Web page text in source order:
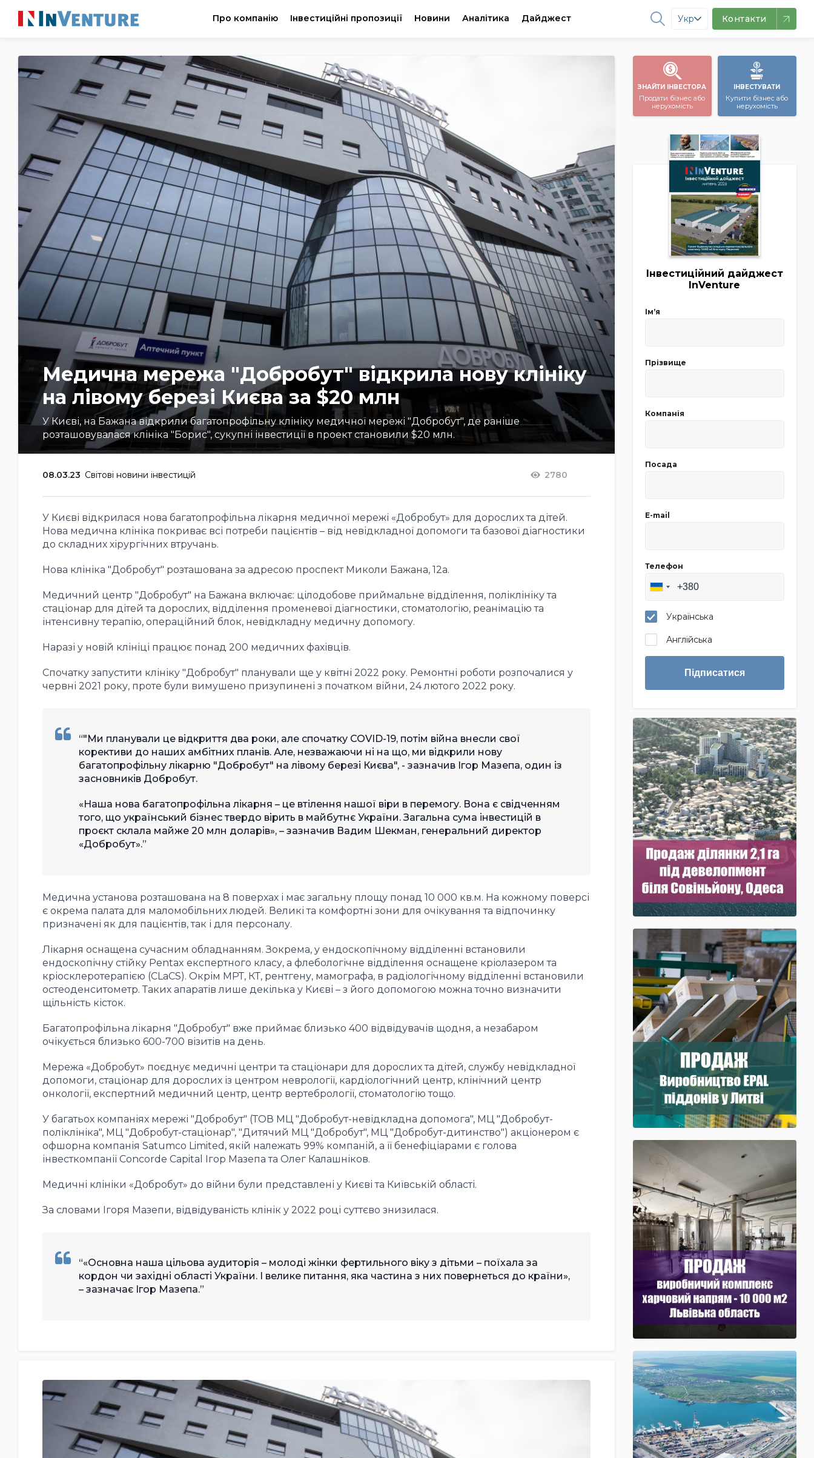
Про компанію Інвестиційні пропозиції Новини Аналітика Дайджест Укр Контакти
Медична мережа "Добробут" відкрила нову клініку
на лівому березі Києва за $20 млн
У Києві, на Бажана відкрили багатопрофільну клініку медичної мережі "Добробут", де раніше
розташовувалася клініка "Борис", сукупні інвестиції в проект становили $20 млн.
08.03.23 Світові новини інвестицій 2780
У Києві відкрилася нова багатопрофільна лікарня медичної мережі «Добробут» для дорослих та дітей.
Нова медична клініка покриває всі потреби пацієнтів – від невідкладної допомоги та базової діагностики
до складних хірургічних втручань.
Нова клініка "Добробут" розташована за адресою проспект Миколи Бажана, 12а.
Медичний центр "Добробут" на Бажана включає: цілодобове приймальне відділення, поліклініку та
стаціонар для дітей та дорослих, відділення променевої діагностики, стоматологію, реанімацію та
інтенсивну терапію, операційний блок, невідкладну медичну допомогу.
Наразі у новій клініці працює понад 200 медичних фахівців.
Спочатку запустити клініку "Добробут" планували ще у квітні 2022 року. Ремонтні роботи розпочалися у
червні 2021 року, проте були вимушено призупинені з початком війни, 24 лютого 2022 року.
"Ми планували це відкриття два роки, але спочатку COVID-19, потім війна внесли свої
корективи до наших амбітних планів. Але, незважаючи ні на що, ми відкрили нову
багатопрофільну лікарню "Добробут" на лівому березі Києва", - зазначив Ігор Мазепа, один із
засновників Добробут.
«Наша нова багатопрофільна лікарня – це втілення нашої віри в перемогу. Вона є свідченням
того, що український бізнес твердо вірить в майбутнє України. Загальна сума інвестицій в
проєкт склала майже 20 млн доларів», – зазначив Вадим Шекман, генеральний директор
«Добробут».
Медична установа розташована на 8 поверхах і має загальну площу понад 10 000 кв.м. На кожному поверсі
є окрема палата для маломобільних людей. Великі та комфортні зони для очікування та відпочинку
призначені як для пацієнтів, так і для персоналу.
Лікарня оснащена сучасним обладнанням. Зокрема, у ендоскопічному відділенні встановили
ендоскопічну стійку Pentax експертного класу, а флебологічне відділення оснащене кріолазером та
кріосклеротерапією (CLaCS). Окрім МРТ, КТ, рентгену, мамографа, в радіологічному відділенні встановили
остеоденситометр. Таких апаратів лише декілька у Києві – з його допомогою можна точно визначити
щільність кісток.
Багатопрофільна лікарня "Добробут" вже приймає близько 400 відвідувачів щодня, а незабаром
очікується близько 600-700 візитів на день.
Мережа «Добробут» поєднує медичні центри та стаціонари для дорослих та дітей, службу невідкладної
допомоги, стаціонар для дорослих із центром неврології, кардіологічний центр, клінічний центр
онкології, експертний медичний центр, центр вертебрології, стоматологію тощо.
У багатьох компаніях мережі "Добробут" (ТОВ МЦ "Добробут-невідкладна допомога", МЦ "Добробут-
поліклініка", МЦ "Добробут-стаціонар", "Дитячий МЦ "Добробут", МЦ "Добробут-дитинство") акціонером є
офшорна компанія Satumco Limited, якій належать 99% компаній, а її бенефіціарами є голова
інвесткомпанії Concorde Capital Ігор Мазепа та Олег Калашніков.
Медичні клініки «Добробут» до війни були представлені у Києві та Київській області.
За словами Ігоря Мазепи, відвідуваність клінік у 2022 році суттєво знизилася.
«Основна наша цільова аудиторія – молоді жінки фертильного віку з дітьми – поїхала за
кордон чи західні області України. І велике питання, яка частина з них повернеться до країни»,
– зазначає Ігор Мазепа.
ЗНАЙТИ ІНВЕСТОРА
Продати бізнес або
нерухомість
ІНВЕСТУВАТИ
Купити бізнес або
нерухомість
Інвестиційний дайджест
InVenture
Імʼя
Прізвище
Компанія
Посада
E-mail
Телефон
Українська
Англійська
Підписатися